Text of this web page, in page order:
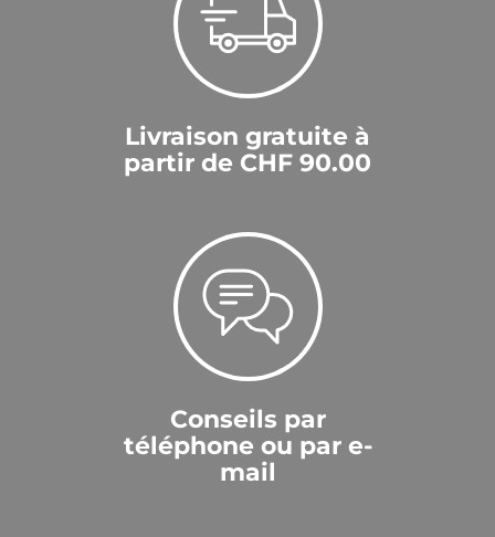
Livraison gratuite à
partir de CHF 90.00
Conseils par
téléphone ou par e-
mail